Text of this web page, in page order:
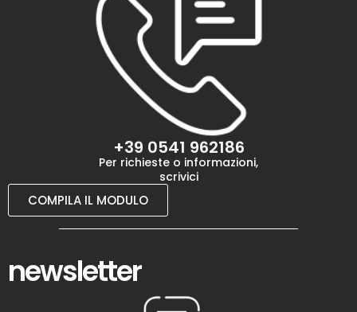
+39 0541 962186
Per richieste o informazioni,
scrivici
COMPILA IL MODULO
newsletter